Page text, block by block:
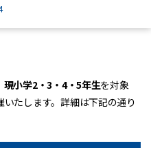
現小学2・3・4・5年生を対象
たします。詳細は下記の通り